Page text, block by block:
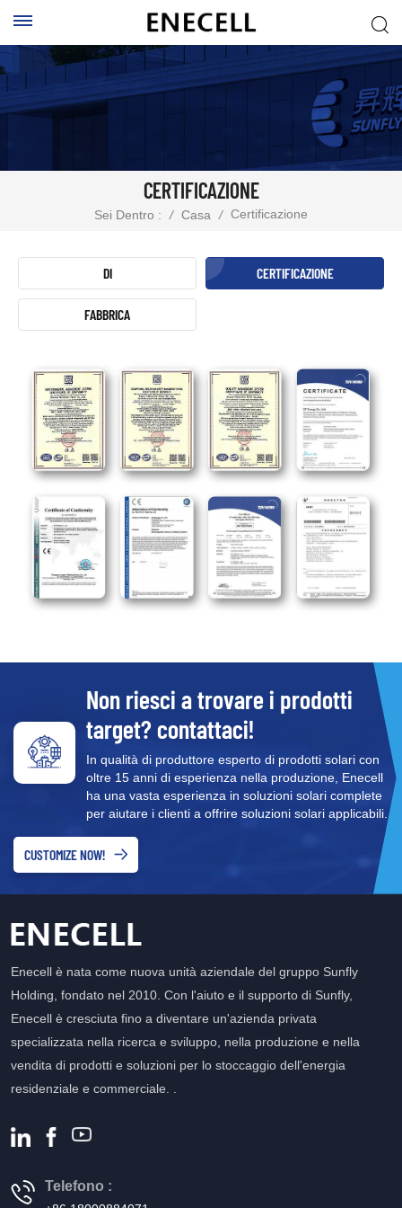
CERTIFICAZIONE
Sei Dentro : / Casa / Certificazione
DI CERTIFICAZIONE
FABBRICA
Non riesci a trovare i prodotti
target? contattaci!
In qualità di produttore esperto di prodotti solari con
oltre 15 anni di esperienza nella produzione, Enecell
ha una vasta esperienza in soluzioni solari complete
per aiutare i clienti a offrire soluzioni solari applicabili.
CUSTOMIZE NOW!
Enecell è nata come nuova unità aziendale del gruppo Sunfly
Holding, fondato nel 2010. Con l'aiuto e il supporto di Sunfly,
Enecell è cresciuta fino a diventare un'azienda privata
specializzata nella ricerca e sviluppo, nella produzione e nella
vendita di prodotti e soluzioni per lo stoccaggio dell'energia
residenziale e commerciale. .
Telefono :